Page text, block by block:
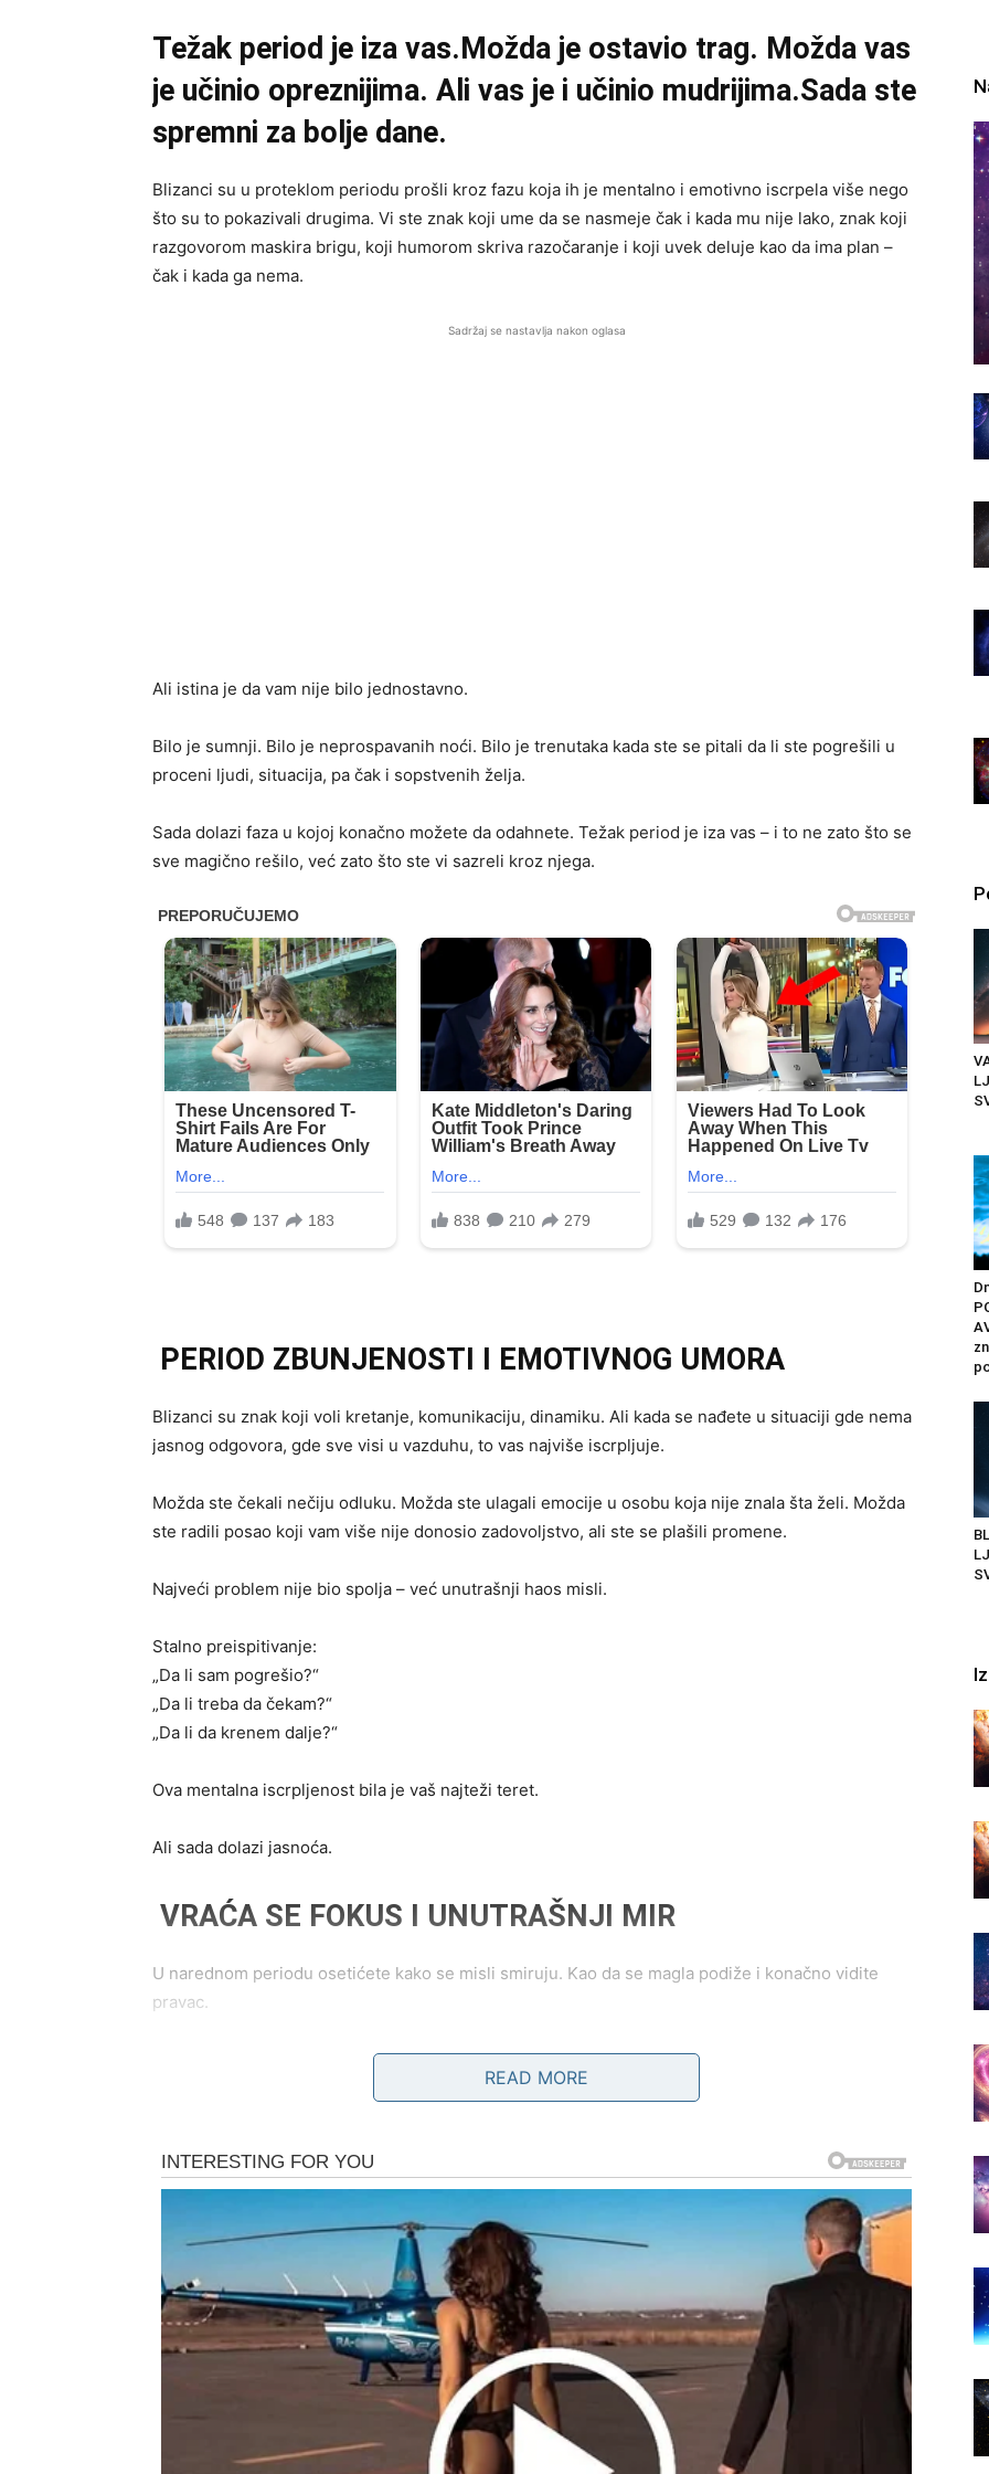
Težak period je iza vas.Možda je ostavio trag. Možda vas
je učinio opreznijima. Ali vas je i učinio mudrijima.Sada ste
spremni za bolje dane.
Blizanci su u proteklom periodu prošli kroz fazu koja ih je mentalno i emotivno iscrpela više nego
što su to pokazivali drugima. Vi ste znak koji ume da se nasmeje čak i kada mu nije lako, znak koji
razgovorom maskira brigu, koji humorom skriva razočaranje i koji uvek deluje kao da ima plan –
čak i kada ga nema.
Sadržaj se nastavlja nakon oglasa
Ali istina je da vam nije bilo jednostavno.
Bilo je sumnji. Bilo je neprospavanih noći. Bilo je trenutaka kada ste se pitali da li ste pogrešili u
proceni ljudi, situacija, pa čak i sopstvenih želja.
Sada dolazi faza u kojoj konačno možete da odahnete. Težak period je iza vas – i to ne zato što se
sve magično rešilo, već zato što ste vi sazreli kroz njega.
PERIOD ZBUNJENOSTI I EMOTIVNOG UMORA
Blizanci su znak koji voli kretanje, komunikaciju, dinamiku. Ali kada se nađete u situaciji gde nema
jasnog odgovora, gde sve visi u vazduhu, to vas najviše iscrpljuje.
Možda ste čekali nečiju odluku. Možda ste ulagali emocije u osobu koja nije znala šta želi. Možda
ste radili posao koji vam više nije donosio zadovoljstvo, ali ste se plašili promene.
Najveći problem nije bio spolja – već unutrašnji haos misli.
Stalno preispitivanje:
„Da li sam pogrešio?“
„Da li treba da čekam?“
„Da li da krenem dalje?“
Ova mentalna iscrpljenost bila je vaš najteži teret.
Ali sada dolazi jasnoća.
VRAĆA SE FOKUS I UNUTRAŠNJI MIR
U narednom periodu osetićete kako se misli smiruju. Kao da se magla podiže i konačno vidite
pravac.
Biće lakše donositi odluke. Biće lakše reći „da“ onome što želite i „ne“ onome što vas iscrpljuje.
I to je ogromna promena.
LJUBAV – PRESTAJETE DA SE ZADOVOLJAVATE
NEJASNOĆOM
Ako ste prošli kroz emotivno razočaranje, sada dolazi faza razjašnjenja.
Ako je neko bio neodlučan – sada ćete dobiti jasan odgovor.
Ako je odnos bio pun sumnje – sada dolazi iskren razgovor.
READ MORE